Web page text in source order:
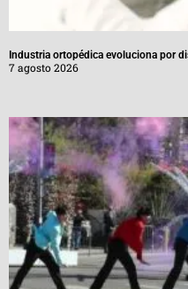
Industria ortopédica evoluciona por
7 agosto 2026